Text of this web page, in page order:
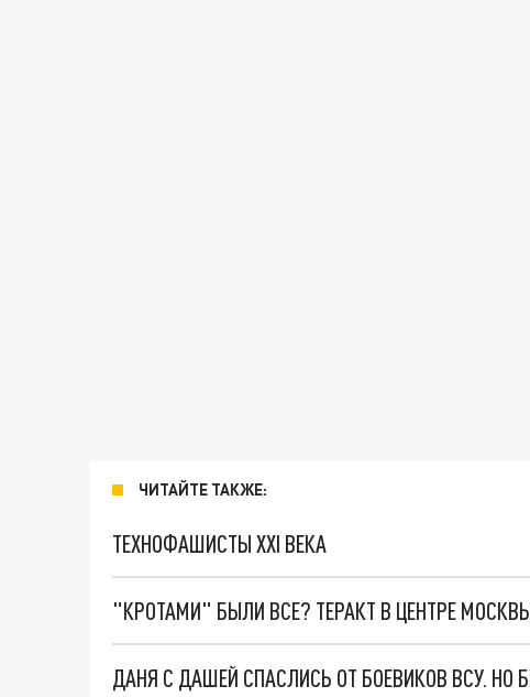
ЧИТАЙТЕ ТАКЖЕ:
ТЕХНОФАШИСТЫ XXI ВЕКА
"КРОТАМИ" БЫЛИ ВСЕ? ТЕРАКТ В ЦЕНТРЕ
ДАНЯ С ДАШЕЙ СПАСЛИСЬ ОТ БОЕВИКОВ ВСУ.